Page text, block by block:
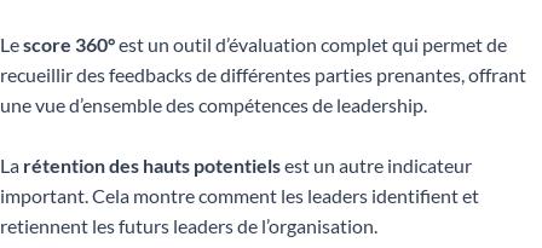
Lescore 360°est un outil d’évaluation complet qui permet de
recueillir des feedbacks de différentes parties prenantes, offrant
une vue d’ensemble des compétences de leadership.
La rétention des hauts potentielsest un autre indicateur
important. Cela montre comment les leaders identifient et
retiennent les futurs leaders de l’organisation.